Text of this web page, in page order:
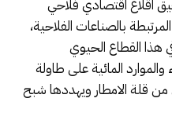
اقلاع اقتصادي فلاحي
بالصناعات الفلاحية،
القطاع الحيوي
المائية على طاولة
من قلة الامطار ويهددها شبح